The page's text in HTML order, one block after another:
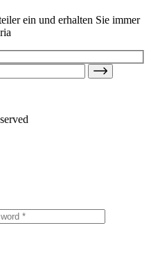
ein und erhalten Sie immer